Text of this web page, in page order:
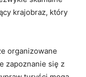
krajobraz, który
organizowane
zapoznanie się z